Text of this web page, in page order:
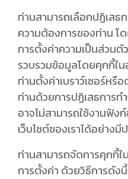
ท่านสามารถเลือกปฏิเสธ
ความต้องการของท่าน โ
การตั้งค่าความเป็นส่วนตั
รวบรวมข้อมูลโดยคุกกี้ใ
ท่านตั้งค่าเบราว์เซอร์หรื
ท่านด้วยการปฏิเสธการ
อาจไม่สามารถใช้งานฟั
เว็บไซต์ของเราได้อย่าง
ท่านสามารถจัดการคุกกี้ใ
การตั้งค่า ด้วยวิธีการดังนี้